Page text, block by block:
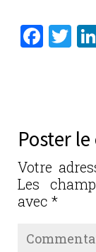
F
b
o
o
k
T
r
Poster
Votre
Les
avec *